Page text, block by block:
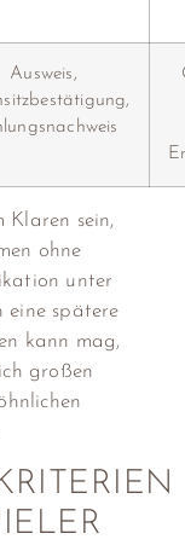
Ausweis,
Klaren sein,
ohne
unter
eine spätere
kann mag,
großen